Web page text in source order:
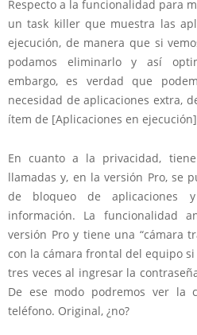
Respecto a la funcionalidad para
un task killer que muestra las
ejecución, de manera que si
podamos eliminarlo y así
embargo, es verdad que
necesidad de aplicaciones extra,
ítem de [Aplicaciones en
En cuanto a la privacidad,
llamadas y, en la versión Pro, se
de bloqueo de aplicaciones
información. La funcionalidad
versión Pro y tiene una “cámara
con la cámara frontal del equipo
tres veces al ingresar la
De ese modo podremos ver la
teléfono. Original, ¿no?